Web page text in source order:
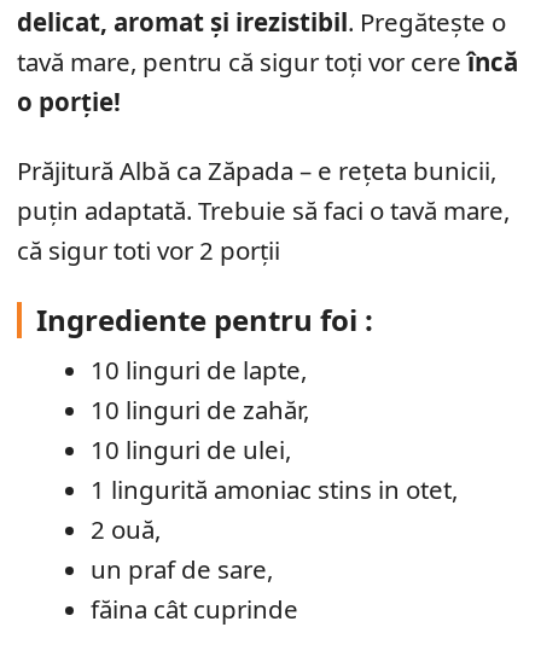
delicat, aromat și irezistibil. Pregătește o
tavă mare, pentru că sigur toți vor cereîncă
o porție!
Prăjitură Albă ca Zăpada – e rețeta bunicii,
puțin adaptată. Trebuie să faci o tavă mare,
că sigur toti vor 2 porții
Ingrediente pentru foi :
10 linguri de lapte,
10 linguri de zahăr,
10 linguri de ulei,
1 lingurită amoniac stins in otet,
2 ouă,
un praf de sare,
făina cât cuprinde